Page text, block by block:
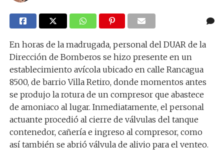
En horas de la madrugada, personal del DUAR de la
Dirección de Bomberos se hizo presente en un
establecimiento avícola ubicado en calle Rancagua
8500, de barrio Villa Retiro, donde momentos antes
se produjo la rotura de un compresor que abastece
de amoniaco al lugar. Inmediatamente, el personal
actuante procedió al cierre de válvulas del tanque
contenedor, cañería e ingreso al compresor, como
así también se abrió válvula de alivio para el venteo.